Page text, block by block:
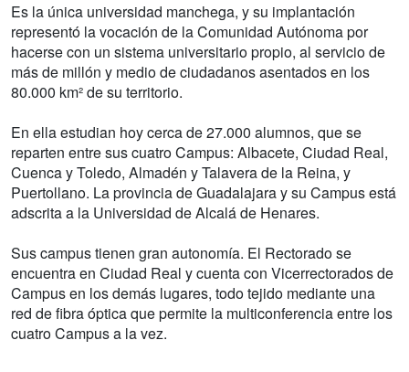
Es la única universidad manchega, y su implantación
representó la vocación de la Comunidad Autónoma por
hacerse con un sistema universitario propio, al servicio de
más de millón y medio de ciudadanos asentados en los
80.000 km² de su territorio.
En ella estudian hoy cerca de 27.000 alumnos, que se
reparten entre sus cuatro Campus: Albacete, Ciudad Real,
Cuenca y Toledo, Almadén y Talavera de la Reina, y
Puertollano. La provincia de Guadalajara y su Campus está
adscrita a la Universidad de Alcalá de Henares.
Sus campus tienen gran autonomía. El Rectorado se
encuentra en Ciudad Real y cuenta con Vicerrectorados de
Campus en los demás lugares, todo tejido mediante una
red de fibra óptica que permite la multiconferencia entre los
cuatro Campus a la vez.